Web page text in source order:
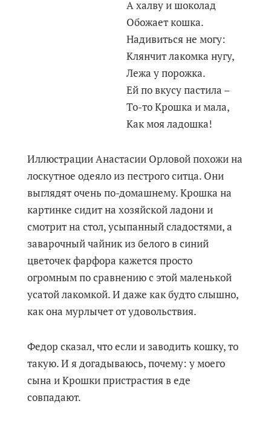
А халву и шоколад
Обожает кошка.
Надивиться не могу:
Клянчит лакомка нугу,
Лежа у порожка.
Ей по вкусу пастила –
То-то Крошка и мала,
Как моя ладошка!
Иллюстрации Анастасии Орловой похожи на
лоскутное одеяло из пестрого ситца. Они
выглядят очень по-домашнему. Крошка на
картинке сидит на хозяйской ладони и
смотрит на стол, усыпанный сладостями, а
заварочный чайник из белого в синий
цветочек фарфора кажется просто
огромным по сравнению с этой маленькой
усатой лакомкой. И даже как будто слышно,
как она мурлычет от удовольствия.
Федор сказал, что если и заводить кошку, то
такую. И я догадываюсь, почему: у моего
сына и Крошки пристрастия в еде
совпадают.